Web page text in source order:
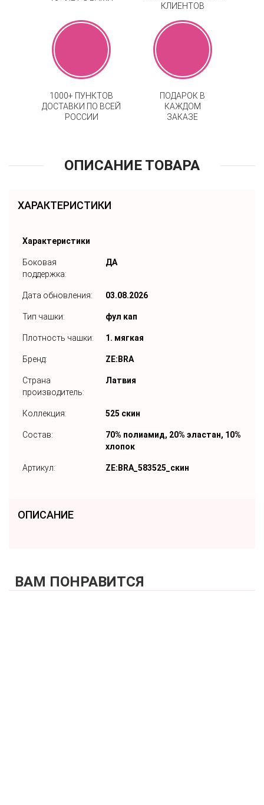
КЛИЕНТОВ
1000+ ПУНКТОВ
ДОСТАВКИ ПО ВСЕЙ
РОССИИ
ПОДАРОК В
КАЖДОМ
ЗАКАЗЕ
ОПИСАНИЕ ТОВАРА
ХАРАКТЕРИСТИКИ
Характеристики
Боковая
поддержка:
ДА
Дата обновления: 03.08.2026
Тип чашки: фул кап
Плотность чашки: 1. мягкая
Бренд: ZE:BRA
Страна
производитель:
Латвия
Коллекция: 525 скин
Состав:
70% полиамид, 20% эластан, 10%
хлопок
Артикул: ZE:BRA_583525_скин
ОПИСАНИЕ
ВАМ ПОНРАВИТСЯ